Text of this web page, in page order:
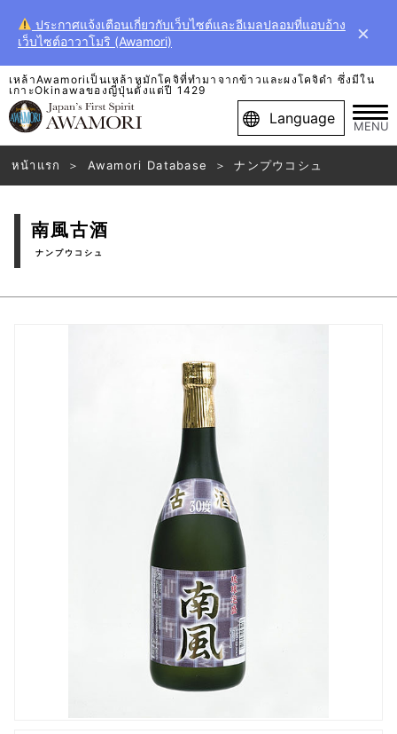
ประกาศแจ้งเตือนเกี่ยวกับเว็บไซต์และอีเมลปลอมที่แอบอ้าง
เว็บไซต์อาวาโมริ (Awamori)
×
เหล้าAwamoriเป็นเหล้าหมักโคจิที่ทำมาจากข้าวและผงโคจิดำ ซึ่งมีใน
เกาะOkinawaของญี่ปุ่นตั้งแต่ปี 1429
Language MENU
หน้าแรก Awamori Database ナンプウコシュ
南風古酒
ナンプウコシュ